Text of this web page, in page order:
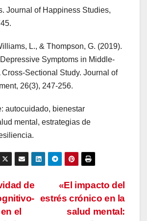
Journal of Happiness Studies,
L., & Thompson, G. (2019).
Symptoms in Middle-
Cross-Sectional Study. Journal of
26(3), 247-256.
autocuidado, bienestar
mental, estrategias de
«El impacto del
estrés crónico en la
salud mental:
de
el